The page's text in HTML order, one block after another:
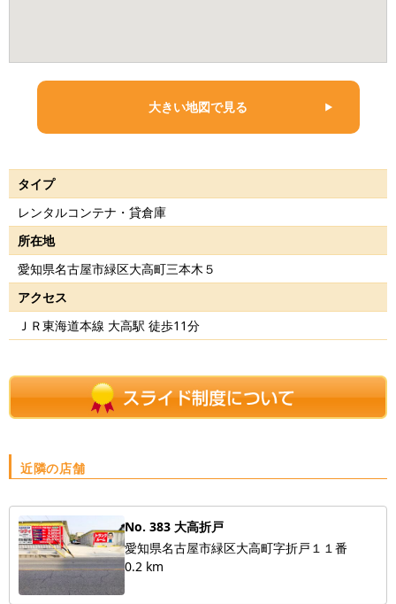
大きい地図で見る
タイプ
レンタルコンテナ・貸倉庫
所在地
愛知県名古屋市緑区大高町三本木５
アクセス
ＪＲ東海道本線 大高駅 徒歩11分
近隣の店舗
No. 383 大高折戸
愛知県名古屋市緑区大高町字折戸１１番
0.2 km